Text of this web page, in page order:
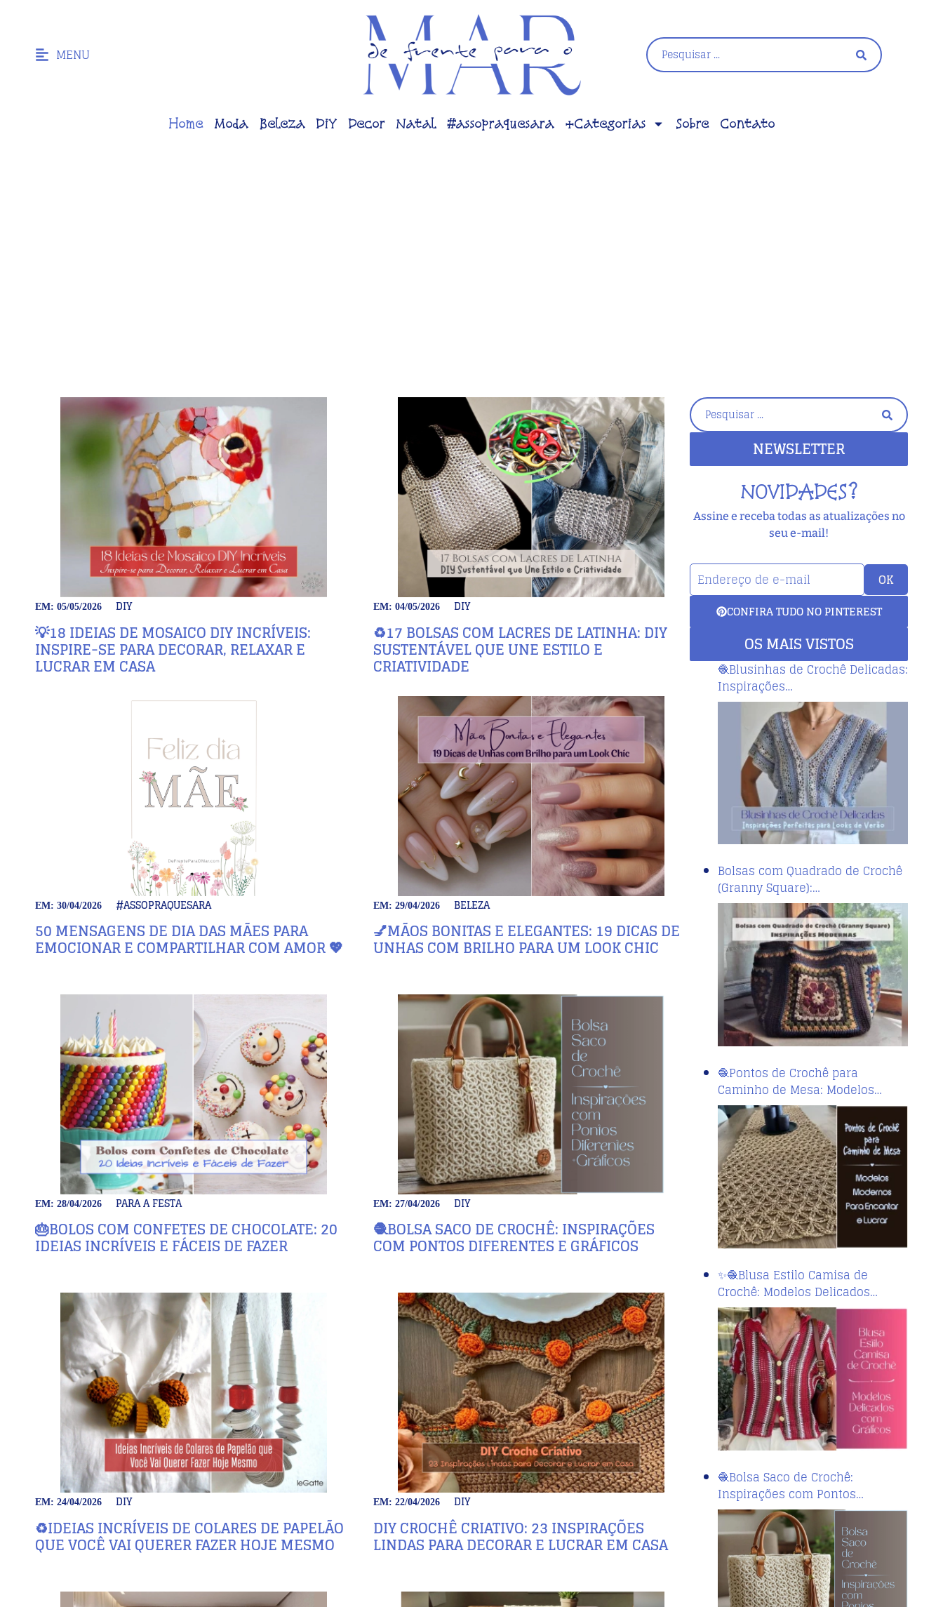
MENU
Home Moda Beleza DiY Decor Natal #assopraquesara +Categorias Sobre Contato
EM: 05/05/2026 DIY
💡18 IDEIAS DE MOSAICO DIY INCRÍVEIS:
INSPIRE-SE PARA DECORAR, RELAXAR E
LUCRAR EM CASA
EM: 04/05/2026 DIY
♻️17 BOLSAS COM LACRES DE LATINHA: DIY
SUSTENTÁVEL QUE UNE ESTILO E
CRIATIVIDADE
EM: 30/04/2026 #ASSOPRAQUESARA
50 MENSAGENS DE DIA DAS MÃES PARA
EMOCIONAR E COMPARTILHAR COM AMOR 💖
EM: 29/04/2026 BELEZA
💅MÃOS BONITAS E ELEGANTES: 19 DICAS DE
UNHAS COM BRILHO PARA UM LOOK CHIC
EM: 28/04/2026 PARA A FESTA
🎂BOLOS COM CONFETES DE CHOCOLATE: 20
IDEIAS INCRÍVEIS E FÁCEIS DE FAZER
EM: 27/04/2026 DIY
🧶BOLSA SACO DE CROCHÊ: INSPIRAÇÕES
COM PONTOS DIFERENTES E GRÁFICOS
EM: 24/04/2026 DIY
♻️IDEIAS INCRÍVEIS DE COLARES DE PAPELÃO
QUE VOCÊ VAI QUERER FAZER HOJE MESMO
EM: 22/04/2026 DIY
DIY CROCHÊ CRIATIVO: 23 INSPIRAÇÕES
LINDAS PARA DECORAR E LUCRAR EM CASA
NEWSLETTER
NOVIDADES?
Assine e receba todas as atualizações no
seu e-mail!
OK
CONFIRA TUDO NO PINTEREST
OS MAIS VISTOS
🧶Blusinhas de Crochê Delicadas:
Inspirações…
Bolsas com Quadrado de Crochê
(Granny Square):…
🧶Pontos de Crochê para
Caminho de Mesa: Modelos…
✨🧶Blusa Estilo Camisa de
Crochê: Modelos Delicados…
🧶Bolsa Saco de Crochê:
Inspirações com Pontos…